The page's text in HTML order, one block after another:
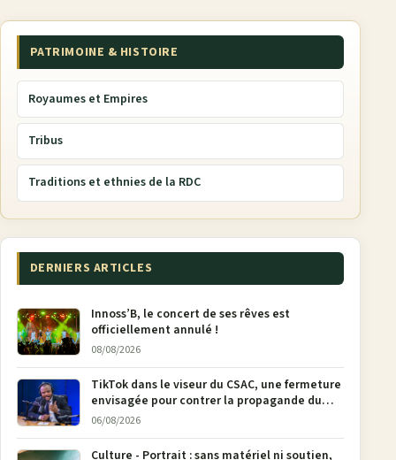
PATRIMOINE & HISTOIRE
Royaumes et Empires
Tribus
Traditions et ethnies de la RDC
DERNIERS ARTICLES
Innoss’B, le concert de ses rêves est
officiellement annulé !
08/08/2026
TikTok dans le viseur du CSAC, une fermeture
envisagée pour contrer la propagande du
M23
06/08/2026
Culture - Portrait : sans matériel ni soutien,